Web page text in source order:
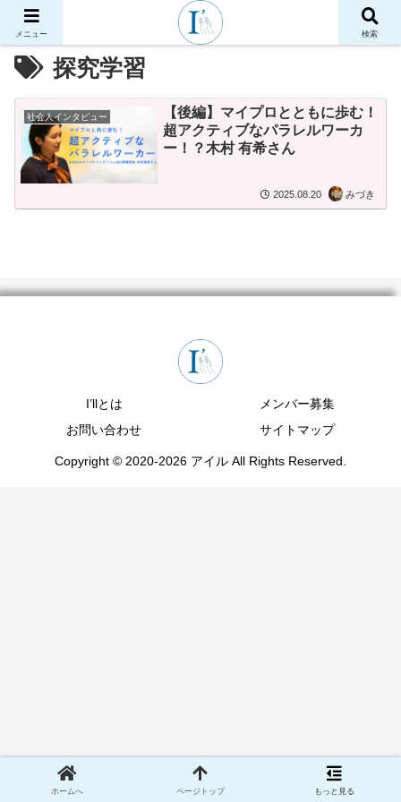
探究学習
社会人インタビュー
【後編】マイプロとともに歩む！
超アクティブなパラレルワーカ
ー！？木村 有希さん
2025.08.20 みづき
I’llとは
メンバー募集
お問い合わせ
サイトマップ
Copyright © 2020-2026 アイル All Rights Reserved.
メニュー 検索
ホームへ ページトップ もっと見る